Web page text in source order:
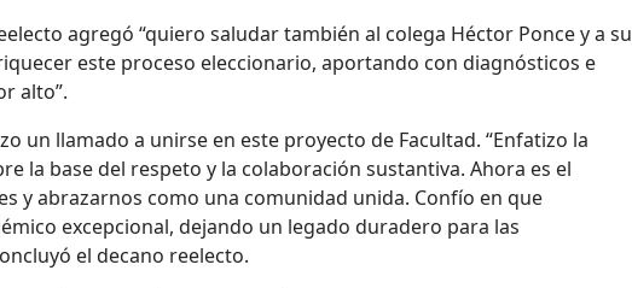
agregó “quiero saludar también al colega Héctor Ponce y a su
este proceso eleccionario, aportando con diagnósticos e
alto”.
un llamado a unirse en este proyecto de Facultad. “Enfatizo la
la base del respeto y la colaboración sustantiva. Ahora es el
y abrazarnos como una comunidad unida. Confío en que
excepcional, dejando un legado duradero para las
el decano reelecto.